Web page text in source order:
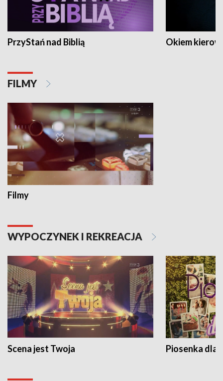
PrzyStań nad Biblią Okiem
FILMY
Filmy
WYPOCZYNEK I REKREACJA
Scena jest Twoja Piosenka dla